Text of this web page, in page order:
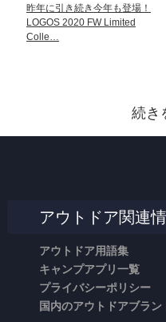
昨年に引き続き今年も登場！
LOGOS 2020 FW Limited
Colle…
続き
アウトドア関連
アウトドア用語集
キャンプアプリ一覧
プライバシーポリシー
国内のアウトドアブラン